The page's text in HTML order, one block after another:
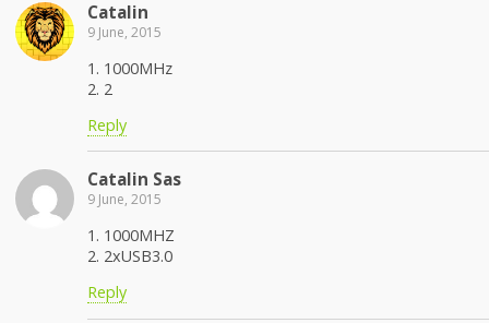
Catalin
9 June, 2015
1. 1000MHz
2. 2
Reply
Catalin Sas
9 June, 2015
1. 1000MHZ
2. 2xUSB3.0
Reply